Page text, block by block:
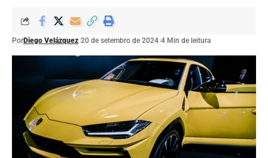
PorDiego Velázquez 20 de setembro de 2024 4 Min de leitura